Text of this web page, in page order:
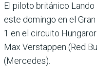
El piloto británico
este domingo en el
1 en el cir­cuito
Max Versta­ppen (Red
(Mercedes).